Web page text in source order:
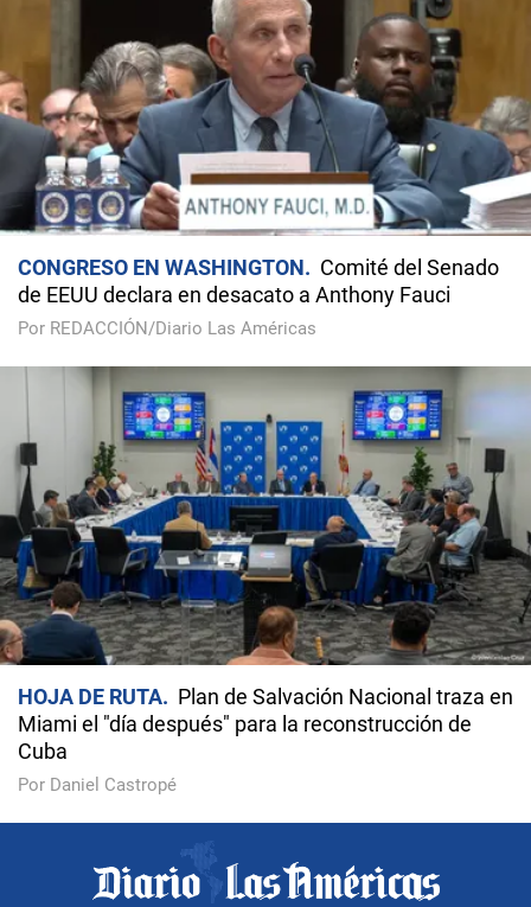
CONGRESO EN WASHINGTON
Comité del Senado
de EEUU declara en desacato a Anthony Fauci
Por REDACCIÓN/Diario Las Américas
HOJA DE RUTA
Plan de Salvación Nacional traza en
Miami el "día después" para la reconstrucción de
Cuba
Por Daniel Castropé